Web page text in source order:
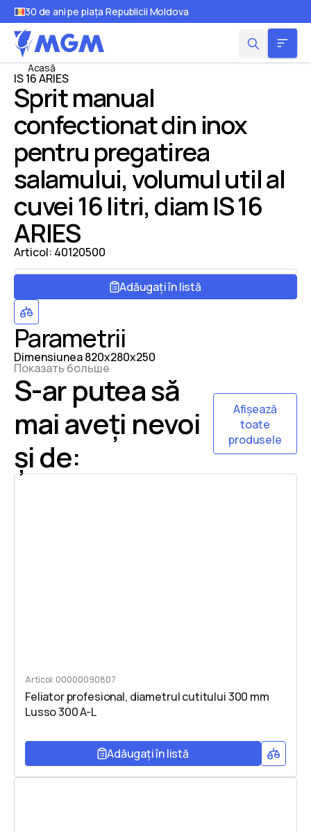
30 de ani pe piața Republicii Moldova
Acasă
IS 16 ARIES
Sprit manual
confectionat din inox
pentru pregatirea
salamului, volumul util al
cuvei 16 litri, diam IS 16
ARIES
Articol: 40120500
Adăugați în listă
Parametrii
Dimensiunea820x280x250
Показать больше
S-ar putea să
mai aveți nevoi
și de:
Afișează
toate
produsele
Articol: 00000090807
Feliator profesional, diametrul cutitului 300 mm
Lusso 300 A-L
Adăugați în listă